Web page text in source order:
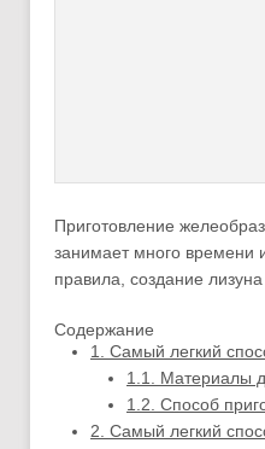
Приготовление
занимает много времени
правила, создание
Содержание
1.
Самый легкий
1.1.
Материалы
1.2. Способ
2. Самый легкий